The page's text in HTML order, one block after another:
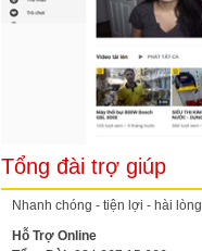
Tổng đài trợ giúp
Nhanh chóng - tiện lợi - hài lòng
Hỗ Trợ Online